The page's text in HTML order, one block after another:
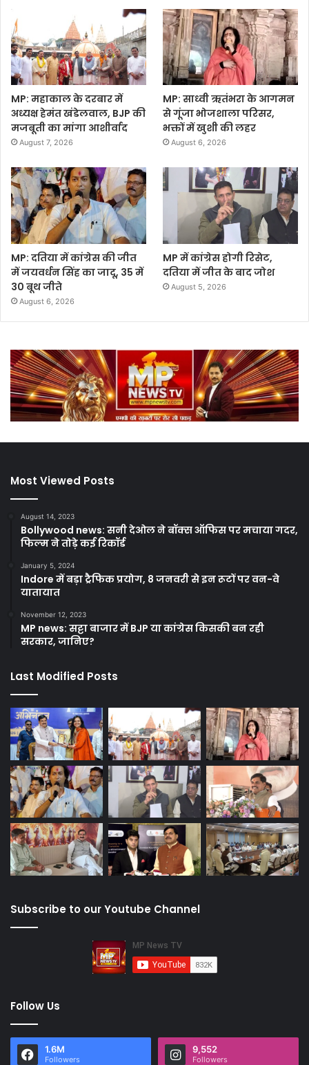
MP: महाकाल के दरबार में
अध्यक्ष हेमंत खंडेलवाल, BJP की
मजबूती का मांगा आशीर्वाद
August 7, 2026
MP: साध्वी ऋतंभरा के आगमन
से गूंजा भोजशाला परिसर,
भक्तों में खुशी की लहर
August 6, 2026
MP: दतिया में कांग्रेस की जीत
में जयवर्धन सिंह का जादू, 35 में
30 बूथ जीते
August 6, 2026
MP में कांग्रेस होगी रिसेट,
दतिया में जीत के बाद जोश
August 5, 2026
Most Viewed Posts
August 14, 2023
Bollywood news: सनी देओल ने बॉक्स ऑफिस पर मचाया गदर,
फिल्म ने तोड़े कई रिकॉर्ड
January 5, 2024
Indore में बड़ा ट्रैफिक प्रयोग, 8 जनवरी से इन रूटों पर वन-वे
यातायात
November 12, 2023
MP news: सट्टा बाजार में BJP या कांग्रेस किसकी बन रही
सरकार, जानिए?
Last Modified Posts
Subscribe to our Youtube Channel
Follow Us
1.6M
Followers
9,552
Followers